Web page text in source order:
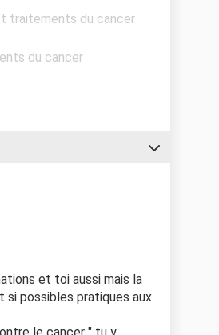
traitements du cancer
du cancer
et toi aussi mais la
possibles pratiques aux
le cancer " tu y